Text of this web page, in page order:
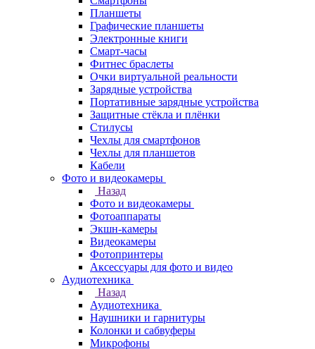
Планшеты
Графические планшеты
Электронные книги
Смарт-часы
Фитнес браслеты
Очки виртуальной реальности
Зарядные устройства
Портативные зарядные устройства
Защитные стёкла и плёнки
Стилусы
Чехлы для смартфонов
Чехлы для планшетов
Кабели
Фото и видеокамеры
Назад
Фото и видеокамеры
Фотоаппараты
Экшн-камеры
Видеокамеры
Фотопринтеры
Аксессуары для фото и видео
Аудиотехника
Назад
Аудиотехника
Наушники и гарнитуры
Колонки и сабвуферы
Микрофоны